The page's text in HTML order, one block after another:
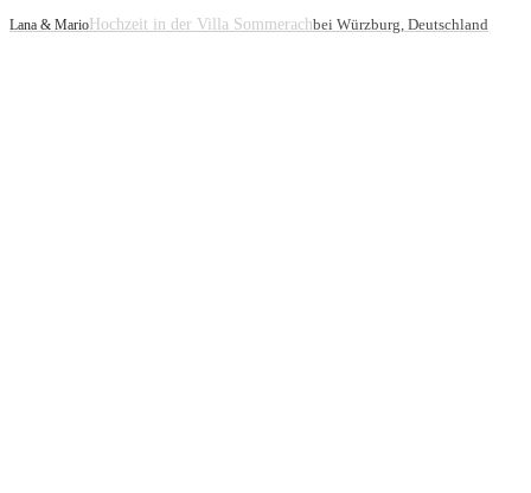
Lana & Mario Hochzeit in der Villa Sommerachbei Würzburg, Deutschland